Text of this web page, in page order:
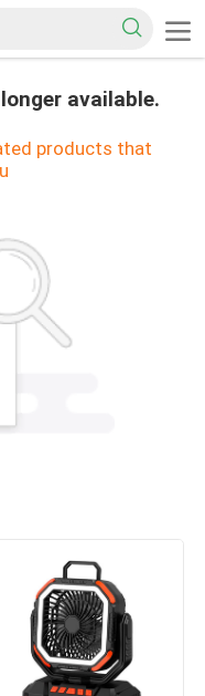
available.
products that